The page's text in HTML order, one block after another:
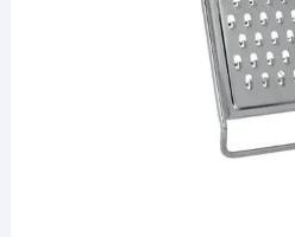
¡Hola! Soy el asesor virtual de
Cuéntame qué necesitas y te
aunque no sepas el nombre